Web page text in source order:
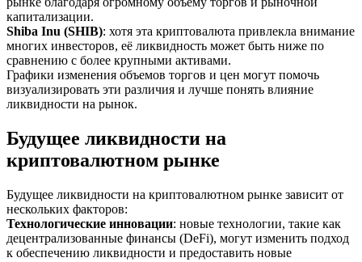
капитализации.
Shiba Inu (SHIB): хотя эта криптовалюта привлекла внимание
многих инвесторов, её ликвидность может быть ниже по
сравнению с более крупными активами.
Графики изменения объемов торгов и цен могут помочь
визуализировать эти различия и лучше понять влияние
ликвидности на рынок.
Будущее ликвидности на
криптовалютном рынке
Будущее ликвидности на криптовалютном рынке зависит от
нескольких факторов:
Технологические инновации: новые технологии, такие как
децентрализованные финансы (DeFi), могут изменить подход
к обеспечению ликвидности и предоставить новые